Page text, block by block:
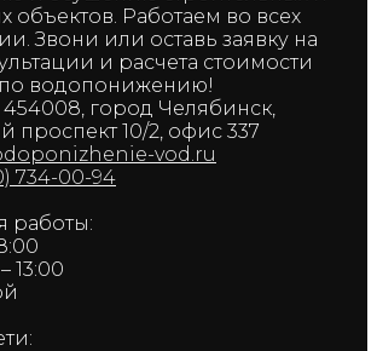
Работаем во всех
Звони или оставь заявку на
и расчета стоимости
водопонижению!
город Челябинск,
проспект 10/2, офис 337
vod.ru
734-00-94
работы:
13:00